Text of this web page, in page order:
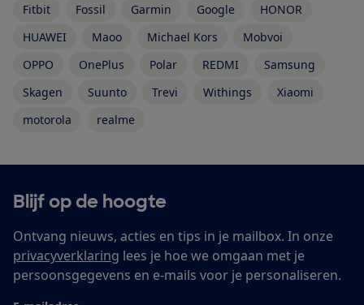
Fitbit
Fossil Garmin Google
HONOR
HUAWEI
Maoo Michael Kors
Mobvoi
OPPO
OnePlus Polar REDMI
Samsung
Skagen
Suunto Trevi Withings
Xiaomi
motorola
realme
Blijf op de hoogte
Ontvang nieuws, acties en tips in je mailbox. In onze
privacyverklaring lees je hoe we omgaan met je
persoonsgegevens en e-mails voor je personaliseren.